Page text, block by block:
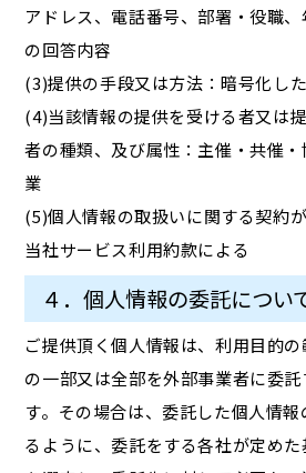
アドレス、電話番号、部署・役職
の回答内容
(3)提供の手段又は方法：暗号化し
(4)当該情報の提供を受ける者又は
者の種類、及び属性：主催・共催
業
(5)個人情報の取扱いに関する契約
当社サービス利用約款による
４．個人情報の委託につい
ご提供頂く個人情報は、利用目的
の一部又は全部を外部事業者に委
す。その場合は、委託した個人情
るように、委託をする各社が定め